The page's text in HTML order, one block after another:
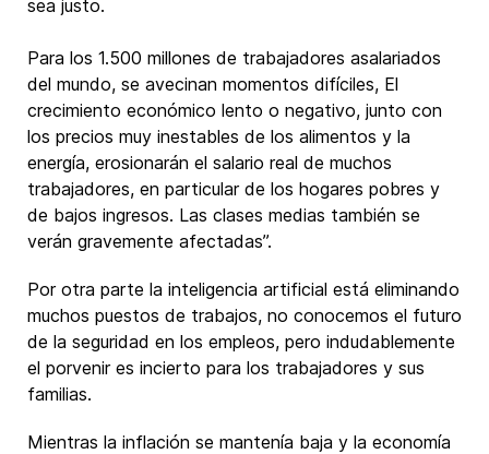
sea justo.
Para los 1.500 millones de trabajadores asalariados
del mundo, se avecinan momentos difíciles, El
crecimiento económico lento o negativo, junto con
los precios muy inestables de los alimentos y la
energía, erosionarán el salario real de muchos
trabajadores, en particular de los hogares pobres y
de bajos ingresos. Las clases medias también se
verán gravemente afectadas”.
Por otra parte la inteligencia artificial está eliminando
muchos puestos de trabajos, no conocemos el futuro
de la seguridad en los empleos, pero indudablemente
el porvenir es incierto para los trabajadores y sus
familias.
Mientras la inflación se mantenía baja y la economía